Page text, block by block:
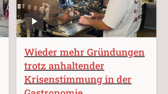
Wieder mehr Gründungen
trotz anhaltender
Krisenstimmung in der